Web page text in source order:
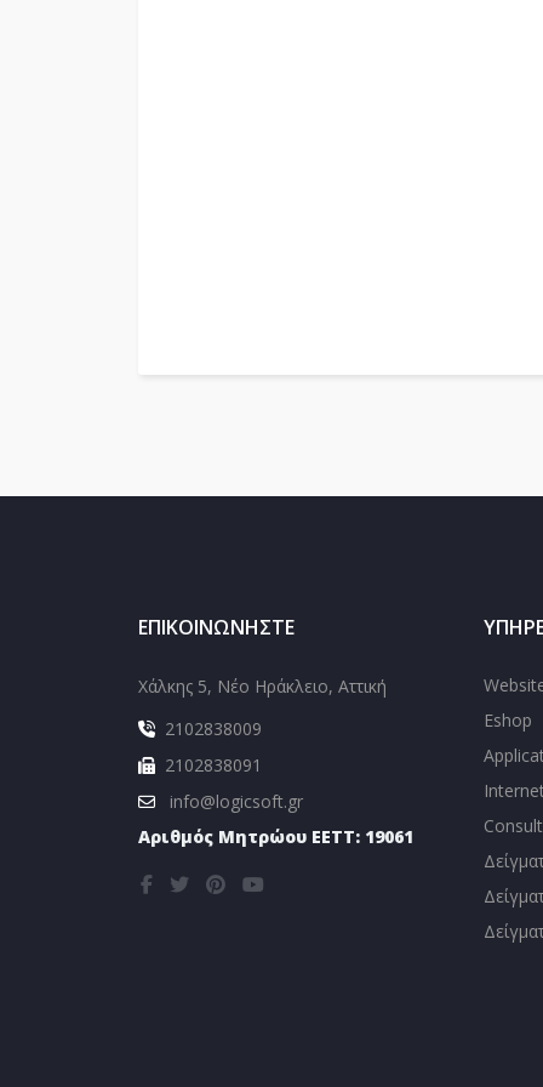
ΕΠΙΚΟΙΝΩΝΉΣΤΕ
Χάλκης 5, Νέο Ηράκλειο, Αττική
2102838009
2102838091
info@logicsoft.gr
Αριθμός Μητρώου EETT: 19061
Eshop